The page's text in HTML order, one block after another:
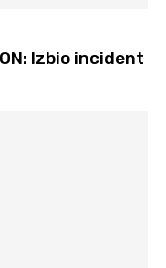
Izbio incident